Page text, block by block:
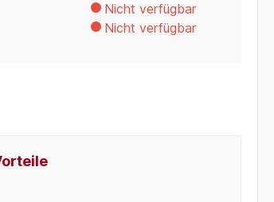
Nicht verfügbar
Nicht verfügbar